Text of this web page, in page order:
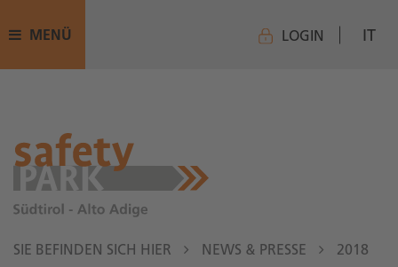
MENÜ LOGIN IT
SIE BEFINDEN SICH HIER NEWS & PRESSE 2018